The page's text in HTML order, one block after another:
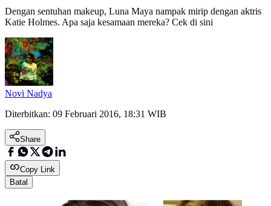
Dengan sentuhan makeup, Luna Maya nampak mirip dengan aktris
Katie Holmes. Apa saja kesamaan mereka? Cek di sini
Novi Nadya
Diterbitkan: 09 Februari 2016, 18:31 WIB
Share
Copy Link
Batal